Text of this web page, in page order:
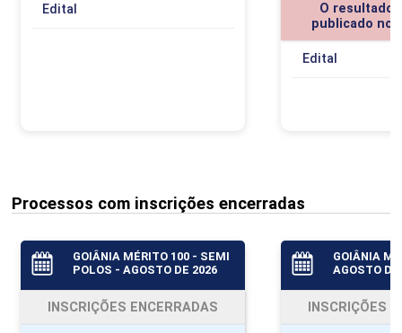
Edital
O resultado
publicado no
Edital
Processos com inscrições encerradas
GOIÂNIA MÉRITO 100 - SEMI
POLOS - AGOSTO DE 2026
INSCRIÇÕES ENCERRADAS
GOIÂNIA
AGOSTO
INSCRIÇÕES